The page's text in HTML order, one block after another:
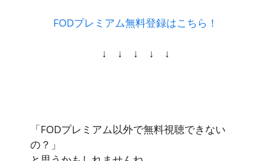
FODプレミアム無料登録はこちら！
↓ ↓ ↓ ↓ ↓
「FODプレミアム以外で無料視聴できない
の？」